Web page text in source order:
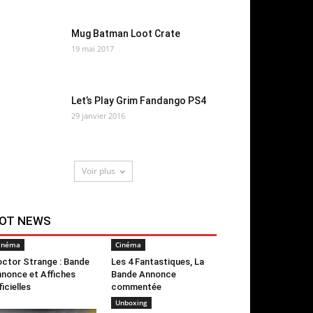
Mug Batman Loot Crate
19 mai 2017
Let’s Play Grim Fandango PS4
29 janvier 2016
Voir plus
NEWS
Strange : Bande
et Affiches
Cinéma
Les 4 Fantastiques, La
Bande Annonce
commentée
Unboxing